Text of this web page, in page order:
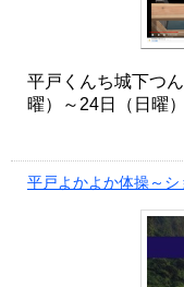
平戸くんち城下つ
曜）～24日（日曜
平戸よかよか体操～シ